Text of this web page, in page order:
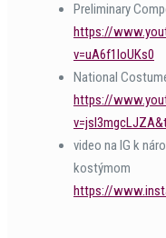
Preliminary
https://
v=uA6f1IoUKs0
National
https://
video na IG k
kostýmom
https://